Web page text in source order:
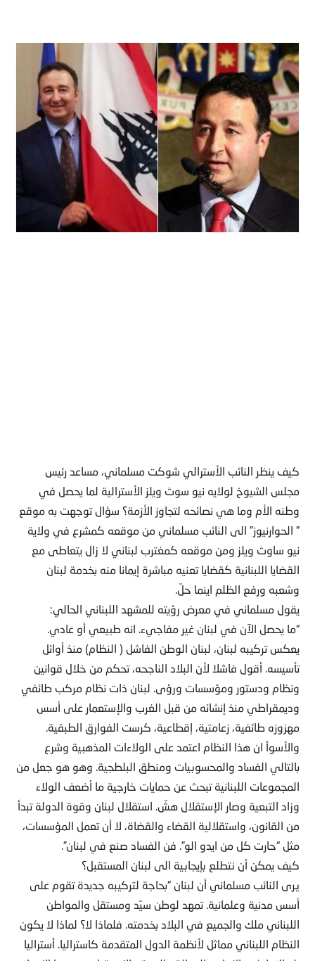
كيف ينظر النائب الأسترالي شوكت مسلماني، مساعد رئيس
مجلس الشيوخ لولايه نيو سوث ويلز الأسترالية لما يحصل في
وطنه الأم وما هي نصائحه لتجاوز الأزمة؟ سؤال توجهت به موقع
” الحوارنيوز” الى النائب مسلماني من موقعه كمشرع في ولاية
نيو ساوث ويلز ومن موقعه كمغترب لبناني لا زال يتعاطى مع
القضايا اللبنانية كقضايا تعنيه مباشرة إيمانا منه بخدمة لبنان
وشعبه ورفع الظلم اينما حلّ.
يقول مسلماني في معرض رؤيته للمشهد اللبناني الحالي:
“ما يحصل الآن في لبنان غير مفاجيء. انه طبيعي أو عادي.
يعكس تركيبه لبنان، لبنان الوطن الفاشل ( النظام) منذ أوائل
تأسيسه. أقول فاشلا لأن البلاد الناجحه، تحكم من خلال قوانين
ونظام ودستور ومؤسسات ورؤى. لبنان ذات نظام مركب طائفي
وديمقراطي منذ إنشائه من قبل الغرب والإستعمار على أسس
مهزوزه طائفية، زعامتية، إقطاعية، كرست الفوارق الطبقية.
والأسوأ ان هذا النظام اعتمد على الولاءات المذهبية وشرع
بالتالي الفساد والمحسوبيات ومنطق البلطجية. وهو هو جعل من
المجموعات اللبنانية تبحث عن حمايات خارجية ما أضعف الولاء
وزاد التبعية وصار الإستقلال هشّ. استقلال لبنان وقوة الدولة تبدأ
من القانون، واستقلالية القضاء والقضاة، لا أن تعمل المؤسسات،
مثل “حارت كل من ايدو الو”. فن الفساد صنع في لبنان”.
كيف يمكن أن نتطلع بإيجابية الى لبنان المستقبل؟
يرى النائب مسلماني أن لبنان “بحاجة لتركيبه جديدة تقوم على
أسس مدنية وعلمانية. تمهد لوطن سيّد ومستقل والمواطن
اللبناني ملك والجميع في البلاد بخدمته. فلماذا لا؟ لماذا لا يكون
النظام اللبناني مماثل لأنظمة الدول المتقدمة كاستراليا. أستراليا